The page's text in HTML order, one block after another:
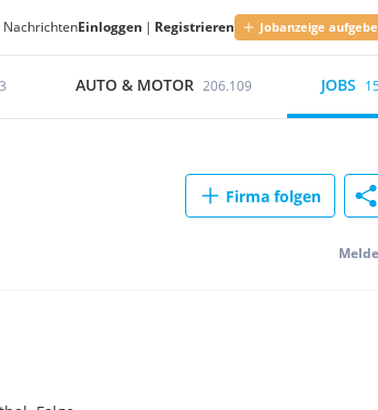
NachrichtenEinloggen | Registrieren Jobanzeige
AUTO & MOTOR 206.109 JOBS
Firma folgen